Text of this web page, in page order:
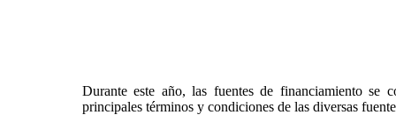
Durante este año, las fuentes de financiamiento se
principales términos y condiciones de las diversas